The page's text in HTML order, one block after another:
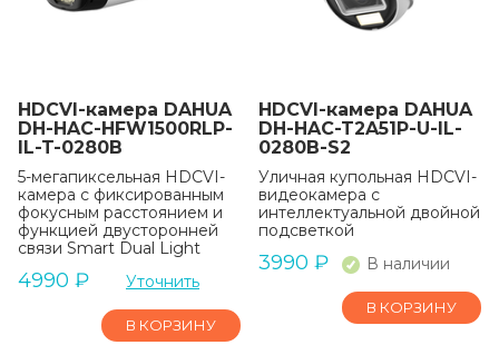
HDCVI-камера DAHUA
DH-HAC-HFW1500RLP-
IL-T-0280B
5-мегапиксельная HDCVI-
камера с фиксированным
фокусным расстоянием и
функцией двусторонней
связи Smart Dual Light
4990 ₽ Уточнить
В КОРЗИНУ
HDCVI-камера DAHUA
DH-HAC-T2A51P-U-IL-
0280B-S2
Уличная купольная HDCVI-
видеокамера с
интеллектуальной двойной
подсветкой
3990 ₽ В наличии
В КОРЗИНУ